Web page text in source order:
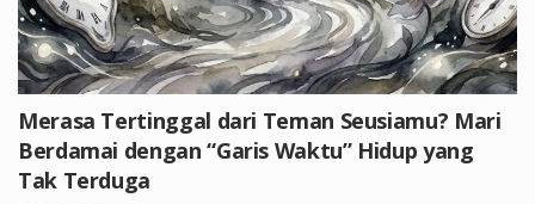
Merasa Tertinggal dari Teman Seusiamu? Mari
Berdamai dengan “Garis Waktu” Hidup yang
Tak Terduga